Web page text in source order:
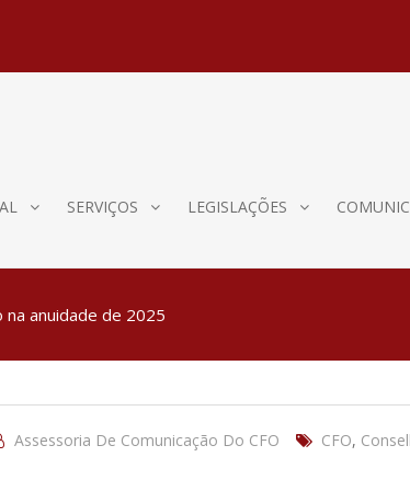
SERVIÇOS LEGISLAÇÕES
anuidade de 2025
Assessoria De Comunicação Do CFO CFO,